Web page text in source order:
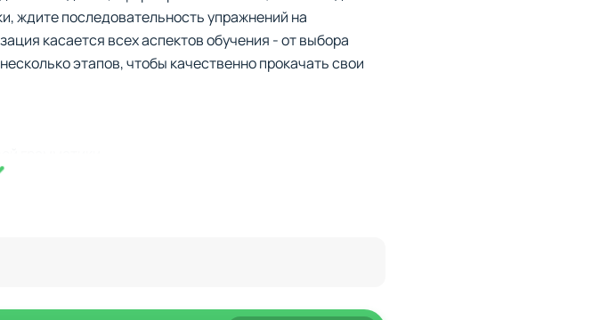
ждите последовательность упражнений на
касается всех аспектов обучения - от выбора
этапов, чтобы качественно прокачать свои
пользователя.
затратами времени.
тех, кто хочет больше фокусироваться на отдельных